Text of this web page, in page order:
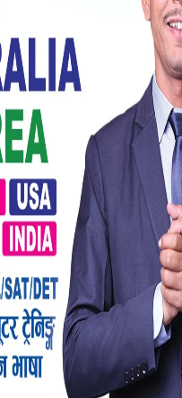
र लोकप्रियता अझ
छ।फागुन २१ को
रणनीतिहरू तयार